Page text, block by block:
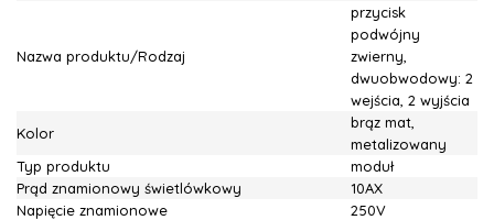
Nazwa produktu/Rodzaj
przycisk
podwójny
zwierny,
dwuobwodowy: 2
wejścia, 2 wyjścia
Kolor
brąz mat,
metalizowany
Typ produktu
moduł
Prąd znamionowy świetlówkowy
10AX
Napięcie znamionowe
250V